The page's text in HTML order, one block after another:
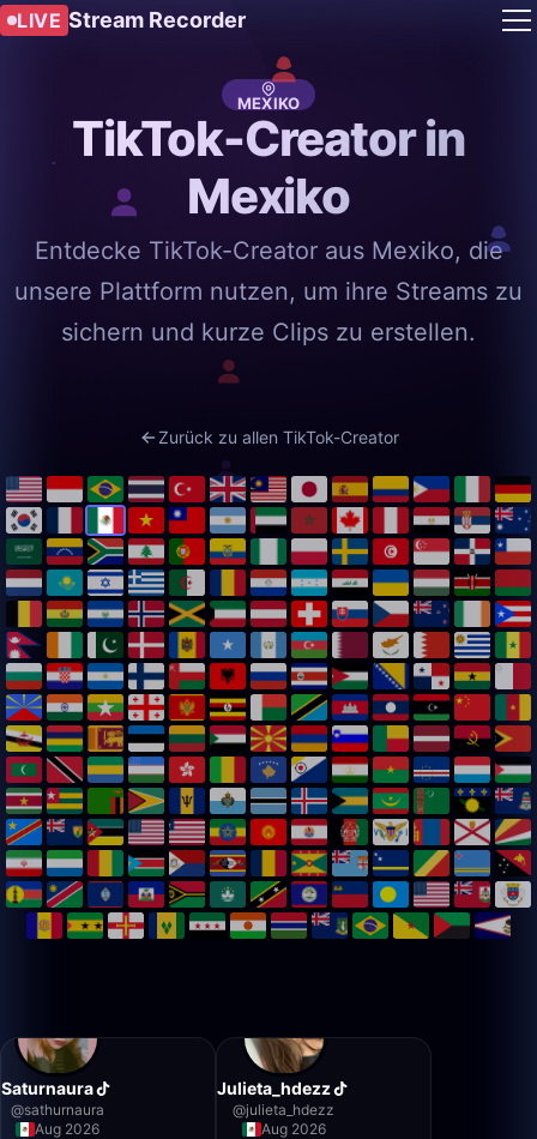
LIVE Stream Recorder
MEXIKO
TikTok-Creator in
Mexiko
Entdecke TikTok-Creator aus Mexiko, die
unsere Plattform nutzen, um ihre Streams zu
sichern und kurze Clips zu erstellen.
Zurück zu allen TikTok-Creator
Saturnaura
@sathurnaura
Aug 2026
Julieta_hdezz
@julieta_hdezz
Aug 2026